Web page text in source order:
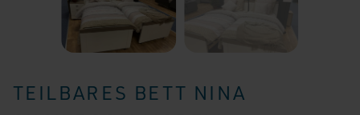
TEILBARES BETT NINA